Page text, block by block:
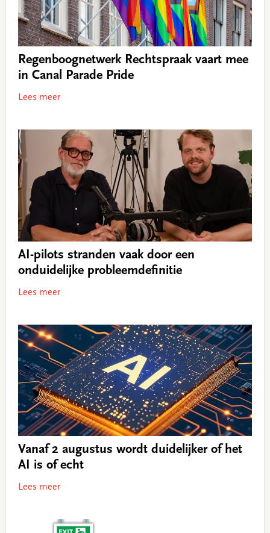
Regenboognetwerk Rechtspraak vaart mee
in Canal Parade Pride
Lees meer
AI-pilots stranden vaak door een
onduidelijke probleemdefinitie
Lees meer
Vanaf 2 augustus wordt duidelijker of het
AI is of echt
Lees meer